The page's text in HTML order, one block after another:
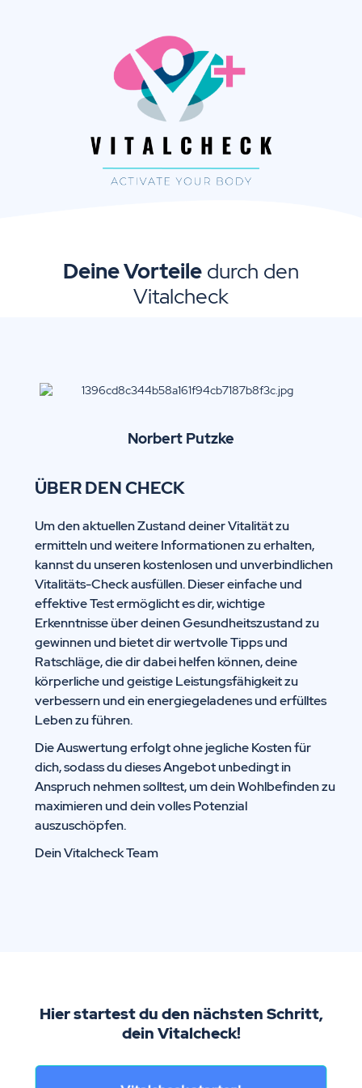
Deine Vorteile durch den
Vitalcheck
Norbert Putzke
ÜBER DEN CHECK
Um den aktuellen Zustand deiner Vitalität zu
ermitteln und weitere Informationen zu erhalten,
kannst du unseren kostenlosen und unverbindlichen
Vitalitäts-Check ausfüllen. Dieser einfache und
effektive Test ermöglicht es dir, wichtige
Erkenntnisse über deinen Gesundheitszustand zu
gewinnen und bietet dir wertvolle Tipps und
Ratschläge, die dir dabei helfen können, deine
körperliche und geistige Leistungsfähigkeit zu
verbessern und ein energiegeladenes und erfülltes
Leben zu führen.
Die Auswertung erfolgt ohne jegliche Kosten für
dich, sodass du dieses Angebot unbedingt in
Anspruch nehmen solltest, um dein Wohlbefinden zu
maximieren und dein volles Potenzial
auszuschöpfen.
Dein Vitalcheck Team
Hier startest du den nächsten Schritt,
dein Vitalcheck!